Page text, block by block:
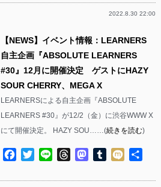
2022.8.30 22:00
【NEWS】イベント情報：LEARNERS
自主企画『ABSOLUTE LEARNERS
#30』12月に開催決定 ゲストにHAZY
SOUR CHERRY、MEGA X
LEARNERSによる自主企画『ABSOLUTE
LEARNERS #30』が12/2（金）に渋谷WWW X
にて開催決定。 HAZY SOU……(続きを読む)
Facebook
TwitterLine ThreadsMastodon
Tumblr
Mixi